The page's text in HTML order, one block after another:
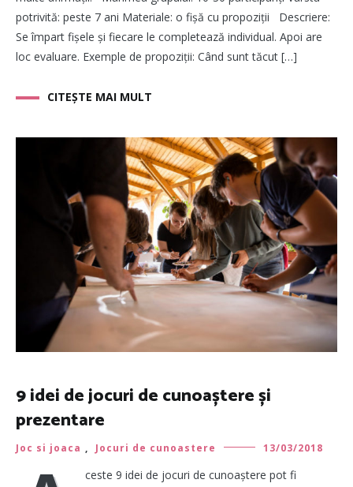
potrivită: peste 7 ani Materiale: o fișă cu propoziții Descriere:
Se împart fișele și fiecare le completează individual. Apoi are
loc evaluare. Exemple de propoziții: Când sunt tăcut […]
CITEȘTE MAI MULT
9 idei de jocuri de cunoaștere și
prezentare
Joc si joaca , Jocuri de cunoastere 13/03/2018
ceste 9 idei de jocuri de cunoaștere pot fi